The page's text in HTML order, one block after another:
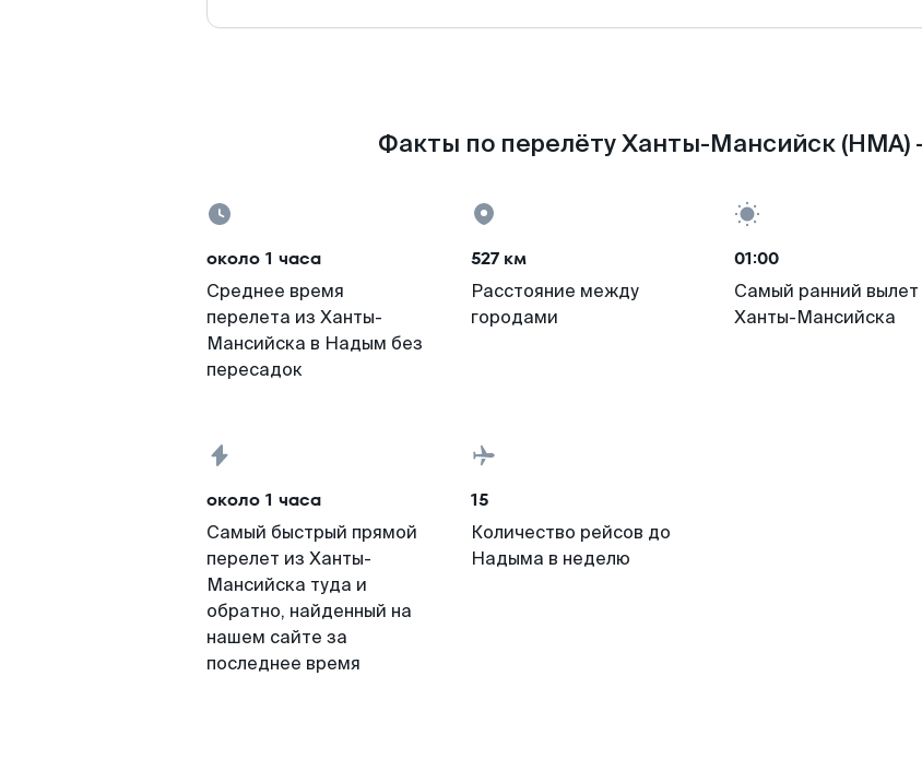
Факты по перелёту Ханты-Мансийск (HMA)
около 1 часа
Среднее время
перелета из Ханты-
Мансийска в Надым без
пересадок
527 км
Расстояние между
городами
01:00
Самый ранний вылет
Ханты-Мансийска
около 1 часа
Самый быстрый прямой
перелет из Ханты-
Мансийска туда и
обратно, найденный на
нашем сайте за
последнее время
15
Количество рейсов до
Надыма в неделю